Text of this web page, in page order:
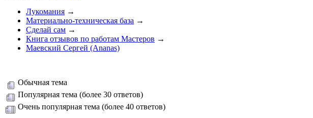
Лукомания →
Материально-техническая база →
Сделай сам →
Книга отзывов по работам Мастеров →
Маевский Сергей (Ananas)
Обычная тема
Популярная тема (более 30 ответов)
Очень популярная тема (более 40 ответов)